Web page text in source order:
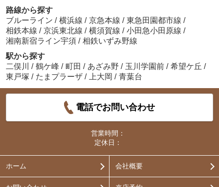
路線から探す
ブルーライン / 横浜線 / 京急本線 / 東急田園都市線 /
相鉄本線 / 京浜東北線 / 横須賀線 / 小田急小田原線 /
湘南新宿ライン宇須 / 相鉄いずみ野線
駅から探す
二俣川
/ 鶴ケ峰 / 町田 / あざみ野 / 玉川学園前 / 希望ケ丘 /
東戸塚 / たまプラーザ / 上大岡 / 青葉台
電話でお問い合わせ
営業時間：
定休日：
ホーム 会社概要